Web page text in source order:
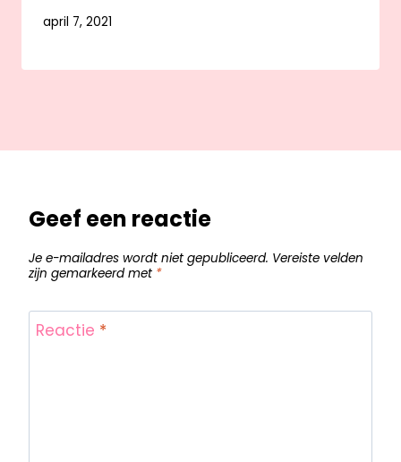
april 7, 2021
Geef een reactie
Je e-mailadres wordt niet gepubliceerd. Vereiste velden
zijn gemarkeerd met *
Reactie *